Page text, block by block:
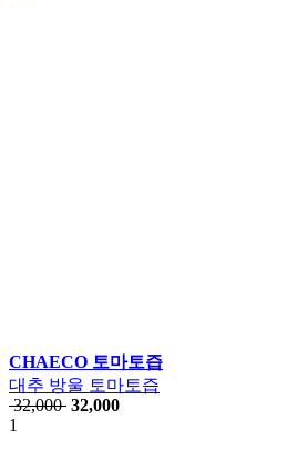
CHAECO 토마토즙
대추 방울 토마토즙
32,000 32,000
1